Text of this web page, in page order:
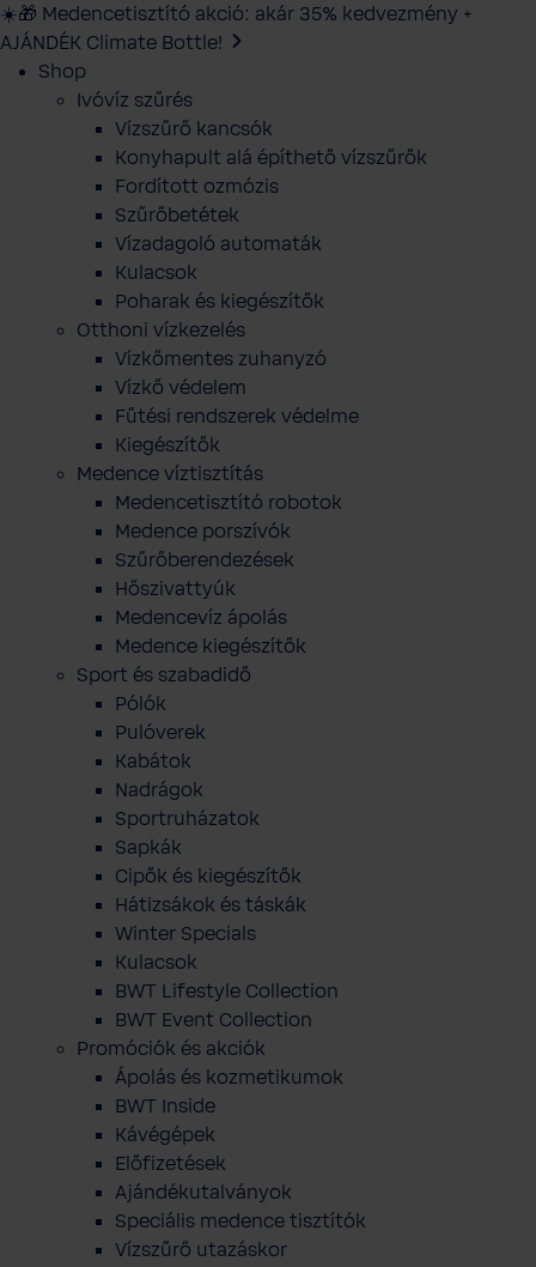
☀️🎁 Medencetisztító akció: akár 35% kedvezmény +
AJÁNDÉK Climate Bottle!
Shop
Ivóvíz szűrés
Vízszűrő kancsók
Konyhapult alá építhető vízszűrők
Fordított ozmózis
Szűrőbetétek
Vízadagoló automaták
Kulacsok
Poharak és kiegészítők
Otthoni vízkezelés
Vízkőmentes zuhanyzó
Vízkő védelem
Fűtési rendszerek védelme
Kiegészítők
Medence víztisztítás
Medencetisztító robotok
Medence porszívók
Szűrőberendezések
Hőszivattyúk
Medencevíz ápolás
Medence kiegészítők
Sport és szabadidő
Pólók
Pulóverek
Kabátok
Nadrágok
Sportruházatok
Sapkák
Cipők és kiegészítők
Hátizsákok és táskák
Winter Specials
Kulacsok
BWT Lifestyle Collection
BWT Event Collection
Promóciók és akciók
Ápolás és kozmetikumok
BWT Inside
Kávégépek
Előfizetések
Ajándékutalványok
Speciális medence tisztítók
Vízszűrő utazáskor